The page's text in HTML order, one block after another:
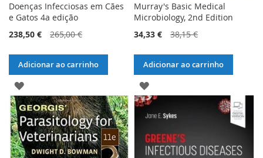
Doenças Infecciosas em Cães
e Gatos 4a edição
238,50 €
265,00 €
Adicionar ao carrinho
ADICIONAR
À
LISTA
DE
Murray's Basic Medical
Microbiology, 2nd Edition
34,33 €
38,15 €
Adicionar ao carrinho
ADICIONAR
À
DE